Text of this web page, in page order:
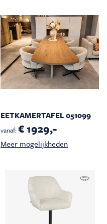
EETKAMERTAFEL 051099
vanaf:€ 1929,-
Meer mogelijkheden